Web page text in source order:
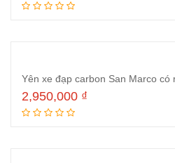
Yên xe đạp carbon San Marco có
2,950,000 ₫